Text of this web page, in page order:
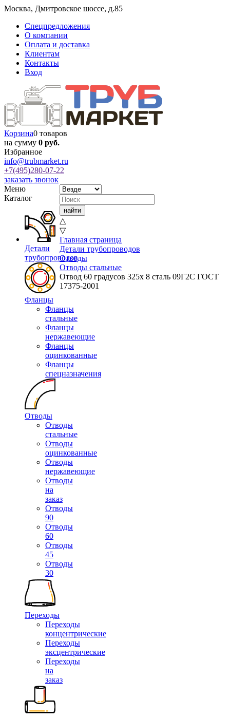
Москва, Дмитровское шоссе, д.85
Спецпредложения
О компании
Оплата и доставка
Клиентам
Контакты
Вход
Корзина0 товаров
на сумму 0 руб.
Избранное
info@trubmarket.ru
+7(495)280-07-22
заказать звонок
Меню
Каталог
Детали
трубопроводов
Фланцы
Фланцы
стальные
Фланцы
нержавеющие
Фланцы
оцинкованные
Фланцы
спецназначения
Отводы
Отводы
стальные
Отводы
оцинкованные
Отводы
нержавеющие
Отводы
на
заказ
Отводы
90
Отводы
60
Отводы
45
Отводы
30
Переходы
Переходы
концентрические
Переходы
эксцентрические
Переходы
на
заказ
△
▽
Главная страница
Детали трубопроводов
Отводы
Отводы стальные
Отвод 60 градусов 325х 8 сталь 09Г2С ГОСТ
17375-2001